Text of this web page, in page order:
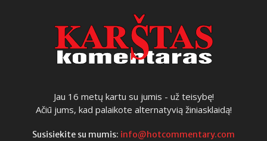
Jau 16 metų kartu su jumis - už teisybę!
Ačiū jums, kad palaikote alternatyvią žiniasklaidą!
Susisiekite su mumis: info@hotcommentary.com